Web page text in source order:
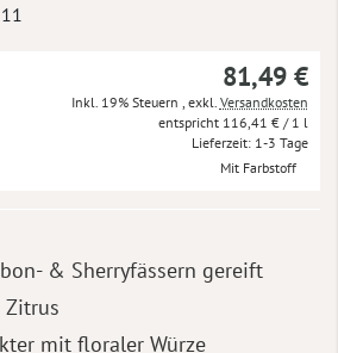
81,49 €
Inkl. 19% Steuern exkl. Versandkosten
116,41 € / 1 l
Lieferzeit 1-3 Tage
Mit Farbstoff
& Sherryfässern gereift
Zitrus
mit floraler Würze